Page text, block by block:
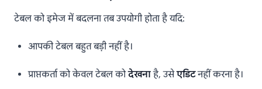
टेबल को इमेज में बदलना तब उपयोगी होता है यदि:
आपकी टेबल बहुत बड़ी नहीं है।
प्राप्तकर्ता को केवल टेबल कोदेखनाहै, उसेएडिटनहीं करना है।